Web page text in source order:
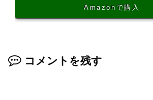
Amazonで購入
コメントを残す